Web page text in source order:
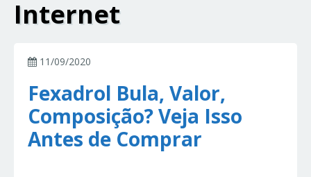
Internet
11/09/2020
Fexadrol Bula, Valor,
Composição? Veja Isso
Antes de Comprar